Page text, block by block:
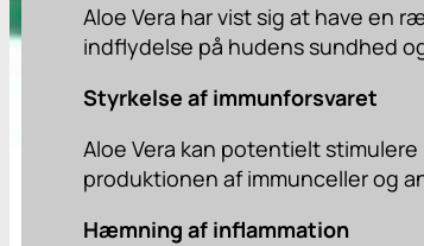
Aloe Vera har vist sig at have en
indflydelse på hudens sundhed
Styrkelse af immunforsvaret
Aloe Vera kan potentielt
produktionen af immunceller og
Hæmning af inflammation